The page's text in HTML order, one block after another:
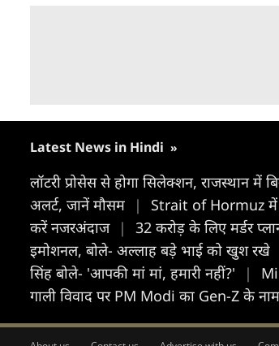
Latest News in Hindi »
लॉटरी प्रोसेस से होगा सिलेक्शन, राजस्थान
अलर्ट, जानें मौसम
| Strait of Hormuz में
करें नजरअंदाज | 32 करोड़ के लिए मर्डर
इमोशनल, बोले- अल्लाह बड़े भाई को खुश रखे
सिंह बोले- 'आपकी मां मां, हमारी नहीं?'
|
गाली विवाद पर PM Modi का Gen-Z के